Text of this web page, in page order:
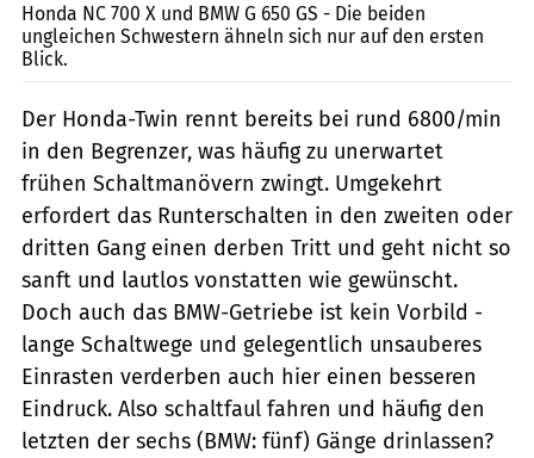
Honda NC 700 X und BMW G 650 GS - Die beiden
ungleichen Schwestern ähneln sich nur auf den ersten
Blick.
Der Honda-Twin rennt bereits bei rund 6800/min
in den Begrenzer, was häufig zu unerwartet
frühen Schaltmanövern zwingt. Umgekehrt
erfordert das Runterschalten in den zweiten oder
dritten Gang einen derben Tritt und geht nicht so
sanft und lautlos vonstatten wie gewünscht.
Doch auch das BMW-Getriebe ist kein Vorbild -
lange Schaltwege und gelegentlich unsauberes
Einrasten verderben auch hier einen besseren
Eindruck. Also schaltfaul fahren und häufig den
letzten der sechs (BMW: fünf) Gänge drinlassen?